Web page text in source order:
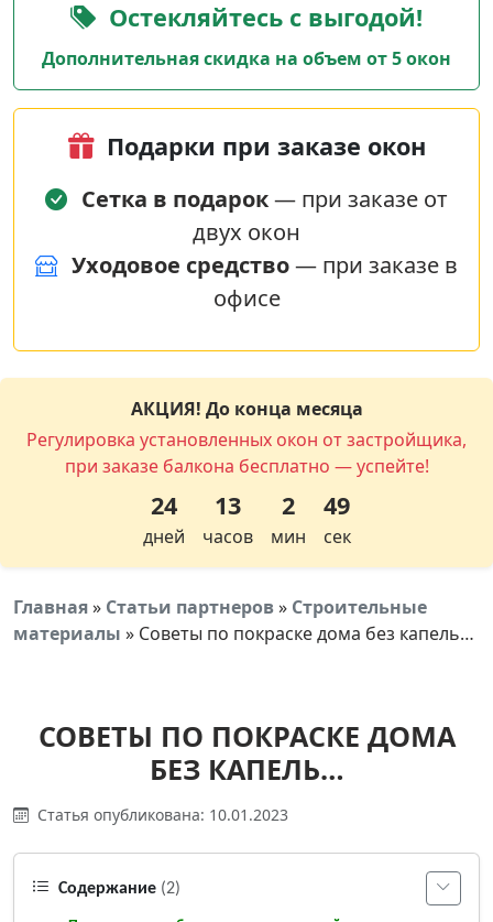
Остекляйтесь с выгодой!
Дополнительная скидка на объем от 5 окон
Подарки при заказе окон
Сетка в подарок— при заказе от
двух окон
Уходовое средство— при заказе в
офисе
АКЦИЯ! До конца месяца
Регулировка установленных окон от застройщика,
при заказе балкона бесплатно — успейте!
24
дней
13
часов
2
мин
48
сек
Главная» Статьи партнеров» Строительные
материалы » Советы по покраске дома без капель…
СОВЕТЫ ПО ПОКРАСКЕ ДОМА
БЕЗ КАПЕЛЬ…
Статья опубликована: 10.01.2023
Содержание (2)